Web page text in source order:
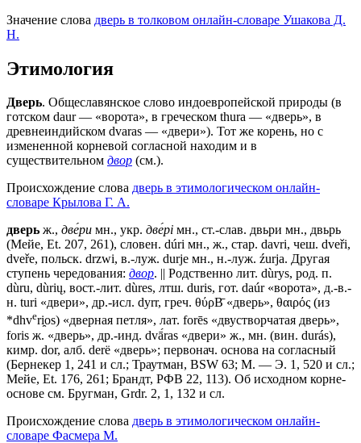
Значение слова дверь в толковом онлайн-словаре Ушакова Д.
Н.
Этимология
Дверь. Общеславянское слово индоевропейской природы (в
готском daur — «ворота», в греческом thura — «дверь», в
древнеиндийском dvaras — «двери»). Тот же корень, но с
измененной корневой согласной находим и в
существительном двор (см.).
Происхождение слова дверь в этимологическом онлайн-
словаре Крылова Г. А.
дверь ж., две́ри мн., укр. две́рi мн., ст.-слав. двьри мн., двьрь
(Мейе, Et. 207, 261), словен. dúri мн., ж., стар. davri, чеш. dveři,
dveře, польск. drzwi, в.-луж. durje мн., н.-луж. źurja. Другая
ступень чередования: двор. || Родственно лит. dùrys, род. п.
dùru, dùrių, вост.-лит. dùres, лтш. duris, гот. daúr «ворота», д.-в.-
н. turi «двери», др.-исл. dyrr, греч. θύρΒ̄ «дверь», θαιρός (из
*dhveri̯os) «дверная петля», лат. forēs «двустворчатая дверь»,
foris ж. «дверь», др.-инд. dvā́ras «двери» ж., мн. (вин. durás),
кимр. dor, алб. derë «дверь»; первонач. основа на согласный
(Бернекер 1, 241 и сл.; Траутман, BSW 63; М. — Э. 1, 520 и сл.;
Мейе, Et. 176, 261; Брандт, РФВ 22, 113). Об исходном корне-
основе см. Бругман, Grdr. 2, 1, 132 и сл.
Происхождение слова дверь в этимологическом онлайн-
словаре Фасмера М.